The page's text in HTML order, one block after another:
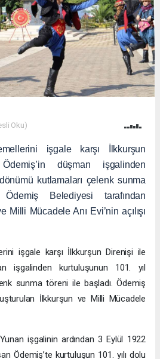
Oku)
işgale karşı İlkkurşun
düşman işgalinden
kutlamaları çelenk sunma
Belediyesi tarafından
Milli Mücadele Anı Evi’nin açılışı
işgale karşı İlkkurşun Direnişi ile
işgalinden kurtuluşunun 101. yıl
sunma töreni ile başladı. Ödemiş
İlkkurşun ve Milli Mücadele
işgalinin ardından 3 Eylül 1922
Ödemiş’te kurtuluşun 101. yılı dolu